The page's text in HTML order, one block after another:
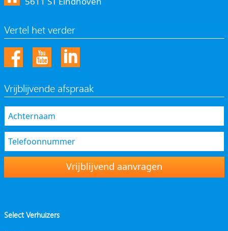
Vertel het verder
Vrijblijvende afspraak
Vrijblijvend aanvragen
Select Verhuizers